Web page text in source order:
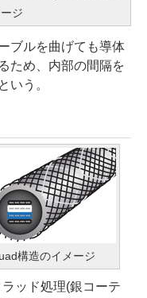
ジ
ブルを曲げても導体
ため、内部の間隔を
いう。
構造のイメージ
ッド処理(銀コーテ